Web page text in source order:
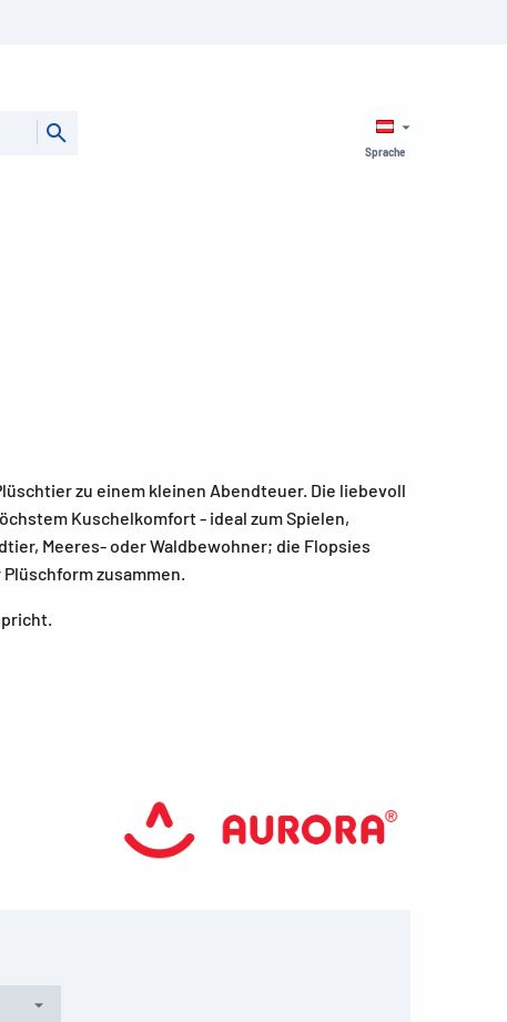
Sprache
zu einem kleinen Abendteuer. Die liebevoll
Kuschelkomfort - ideal zum Spielen,
Meeres- oder Waldbewohner; die Flopsies
zusammen.